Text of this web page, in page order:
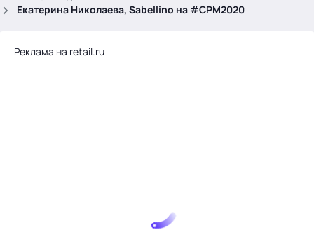
Екатерина Николаева, Sabellino на #CPM2020
Реклама на retail.ru